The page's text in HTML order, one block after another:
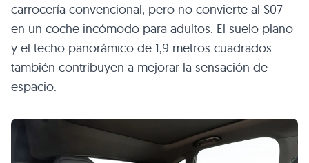
carrocería convencional, pero no convierte al S07
en un coche incómodo para adultos. El suelo plano
y el techo panorámico de 1,9 metros cuadrados
también contribuyen a mejorar la sensación de
espacio.